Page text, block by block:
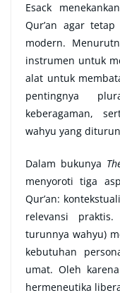
Esack
Qur’an agar
modern.
instrumen untuk
alat untuk
pentingnya
keberagaman,
wahyu yang
Dalam bukunya
menyoroti tiga
Qur’an:
relevansi
turunnya wahyu)
kebutuhan
umat. Oleh
hermeneutika